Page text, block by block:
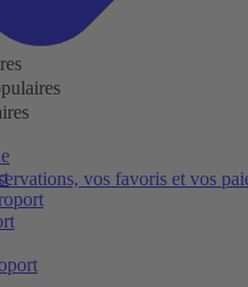
vos favoris et vos